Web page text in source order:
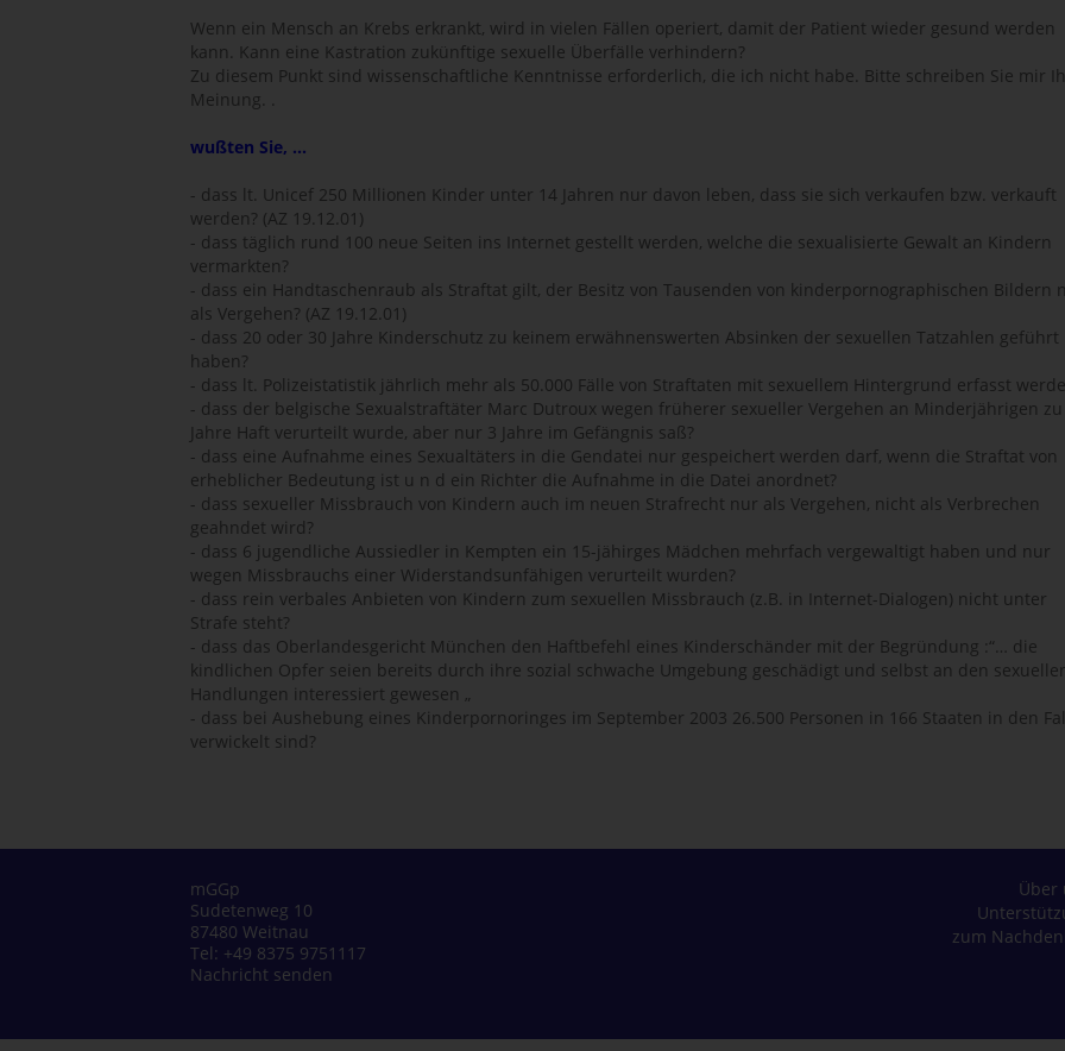
Wenn ein Mensch an Krebs erkrankt, wird in vielen Fällen operiert, damit der Patient wieder gesund werden
kann. Kann eine Kastration zukünftige sexuelle Überfälle verhindern?
Zu diesem Punkt sind wissenschaftliche Kenntnisse erforderlich, die ich nicht habe. Bitte schreiben Sie mir
Meinung. .
wußten Sie, ...
- dass lt. Unicef 250 Millionen Kinder unter 14 Jahren nur davon leben, dass sie sich verkaufen bzw. verkauft
werden? (AZ 19.12.01)
- dass täglich rund 100 neue Seiten ins Internet gestellt werden, welche die sexualisierte Gewalt an Kindern
vermarkten?
- dass ein Handtaschenraub als Straftat gilt, der Besitz von Tausenden von kinderpornographischen Bildern
als Vergehen? (AZ 19.12.01)
- dass 20 oder 30 Jahre Kinderschutz zu keinem erwähnenswerten Absinken der sexuellen Tatzahlen geführt
haben?
- dass lt. Polizeistatistik jährlich mehr als 50.000 Fälle von Straftaten mit sexuellem Hintergrund erfasst
- dass der belgische Sexualstraftäter Marc Dutroux wegen früherer sexueller Vergehen an Minderjährigen zu
Jahre Haft verurteilt wurde, aber nur 3 Jahre im Gefängnis saß?
- dass eine Aufnahme eines Sexualtäters in die Gendatei nur gespeichert werden darf, wenn die Straftat von
erheblicher Bedeutung ist u n d ein Richter die Aufnahme in die Datei anordnet?
- dass sexueller Missbrauch von Kindern auch im neuen Strafrecht nur als Vergehen, nicht als Verbrechen
geahndet wird?
- dass 6 jugendliche Aussiedler in Kempten ein 15-jähirges Mädchen mehrfach vergewaltigt haben und nur
wegen Missbrauchs einer Widerstandsunfähigen verurteilt wurden?
- dass rein verbales Anbieten von Kindern zum sexuellen Missbrauch (z.B. in Internet-Dialogen) nicht unter
Strafe steht?
- dass das Oberlandesgericht München den Haftbefehl eines Kinderschänder mit der Begründung :“… die
kindlichen Opfer seien bereits durch ihre sozial schwache Umgebung geschädigt und selbst an den
Handlungen interessiert gewesen „
- dass bei Aushebung eines Kinderpornoringes im September 2003 26.500 Personen in 166 Staaten in den
verwickelt sind?
mGGp
Sudetenweg 10
87480 Weitnau
Tel: +49 8375 9751117
Nachricht senden
Über
zum